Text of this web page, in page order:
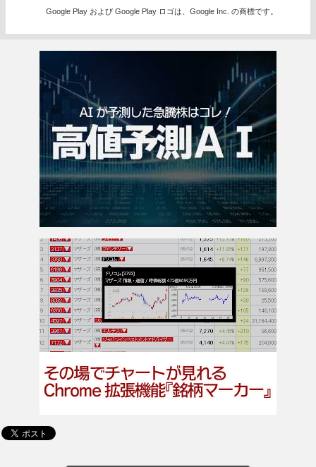
Google Play および Google Play ロゴは、Google Inc. の商標です。